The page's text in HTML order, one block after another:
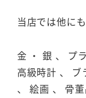
当店では他に
金 ・ 銀 、 プ
高級時計 、
、 絵画 、 骨